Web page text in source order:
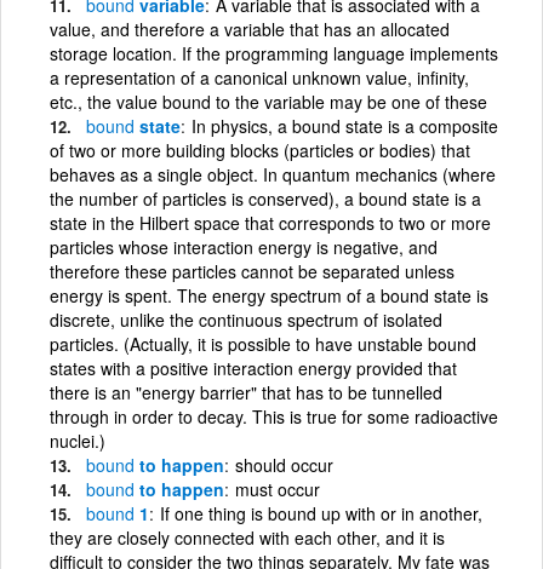
value, and therefore a variable that has an allocated
storage location. If the programming language implements
a representation of a canonical unknown value, infinity,
etc., the value bound to the variable may be one of these
bound state In physics, a bound state is a composite
of two or more building blocks (particles or bodies) that
behaves as a single object. In quantum mechanics (where
the number of particles is conserved), a bound state is a
state in the Hilbert space that corresponds to two or more
particles whose interaction energy is negative, and
therefore these particles cannot be separated unless
energy is spent. The energy spectrum of a bound state is
discrete, unlike the continuous spectrum of isolated
particles. (Actually, it is possible to have unstable bound
states with a positive interaction energy provided that
there is an "energy barrier" that has to be tunnelled
through in order to decay. This is true for some radioactive
nuclei.)
bound to happen should occur
bound to happen must occur
bound 1 If one thing is bound up with or in another,
they are closely connected with each other, and it is
difficult to consider the two things separately. My fate was